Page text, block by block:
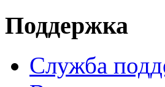
Поддержка
Служба